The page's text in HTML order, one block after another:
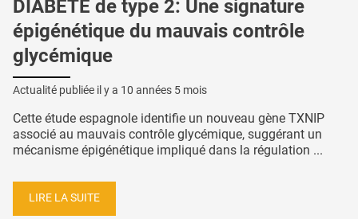
DIABÈTE de type 2: Une signature
épigénétique du mauvais contrôle
glycémique
Actualité publiée il y a 10 années 5 mois
Cette étude espagnole identifie un nouveau gène TXNIP
associé au mauvais contrôle glycémique, suggérant un
mécanisme épigénétique impliqué dans la régulation ...
LIRE LA SUITE